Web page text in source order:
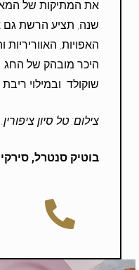
את המתיקות של
שנה, תציע הרשת גם
האפויות, האווריריות
היכר מובהק של החג.
שוקולד ובמילוי
צילום: טל סיון ציפורין.
בוטיק סנטרל, סירקין 11